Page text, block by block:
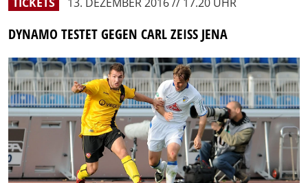
DYNAMO TESTET GEGEN CARL ZEISS JENA